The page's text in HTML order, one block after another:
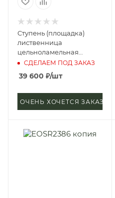
Ступень (площадка)
лиственница
цельноламельная
40*1000*3000 мм (сорт
СДЕЛАЕМ ПОД ЗАКАЗ
39 600 ₽/шт
ОЧЕНЬ ХОЧЕТСЯ ЗАКАЗАТЬ